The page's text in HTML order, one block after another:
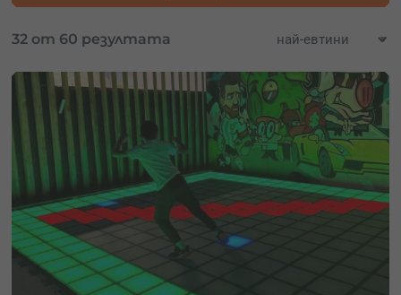
Разходка с яхта
Гмуркане
И още много други.
32 от 60 резултата